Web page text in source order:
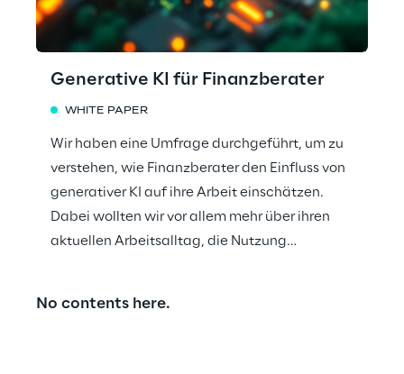
Generative KI für Finanzberater
WHITE PAPER
Wir haben eine Umfrage durchgeführt, um zu
verstehen, wie Finanzberater den Einfluss von
generativer KI auf ihre Arbeit einschätzen.
Dabei wollten wir vor allem mehr über ihren
aktuellen Arbeitsalltag, die Nutzung
No contents here.